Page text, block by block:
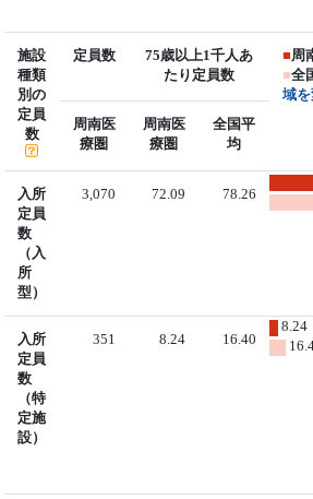
施設
種類
別の
定員
数
定員数
75歳以上1千人あ
たり定員数
■周
■全
域を
周南医
療圏
周南医
療圏
全国平
均
入所
定員
数
（入
所
型）
3,070 72.09 78.26
入所
定員
数
（特
定施
設）
351 8.24 16.40
8.24